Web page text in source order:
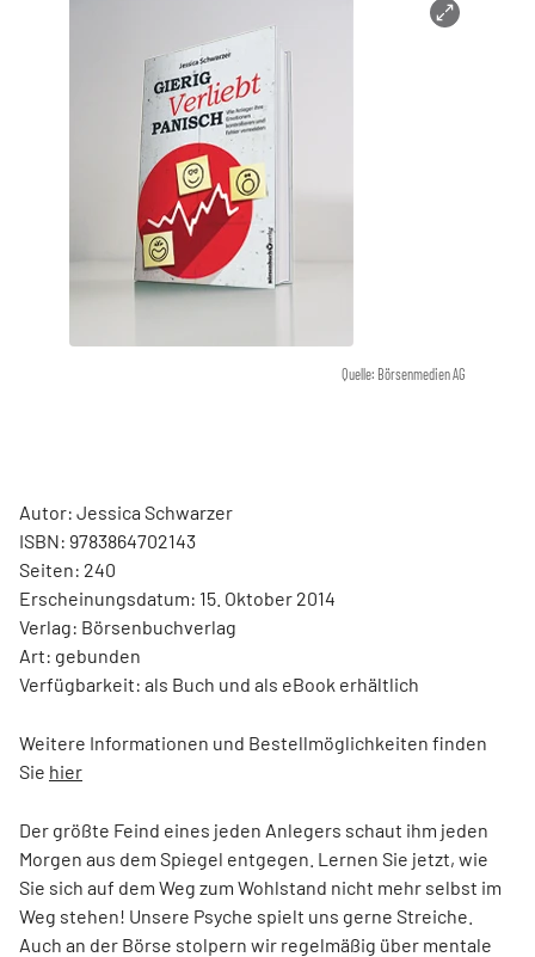
Quelle: Börsenmedien AG
Autor: Jessica Schwarzer
ISBN: 9783864702143
Seiten: 240
Erscheinungsdatum: 15. Oktober 2014
Verlag: Börsenbuchverlag
Art: gebunden
Verfügbarkeit: als Buch und als eBook erhältlich
Weitere Informationen und Bestellmöglichkeiten finden
Sie hier
Der größte Feind eines jeden Anlegers schaut ihm jeden
Morgen aus dem Spiegel entgegen. Lernen Sie jetzt, wie
Sie sich auf dem Weg zum Wohlstand nicht mehr selbst im
Weg stehen! Unsere Psyche spielt uns gerne Streiche.
Auch an der Börse stolpern wir regelmäßig über mentale